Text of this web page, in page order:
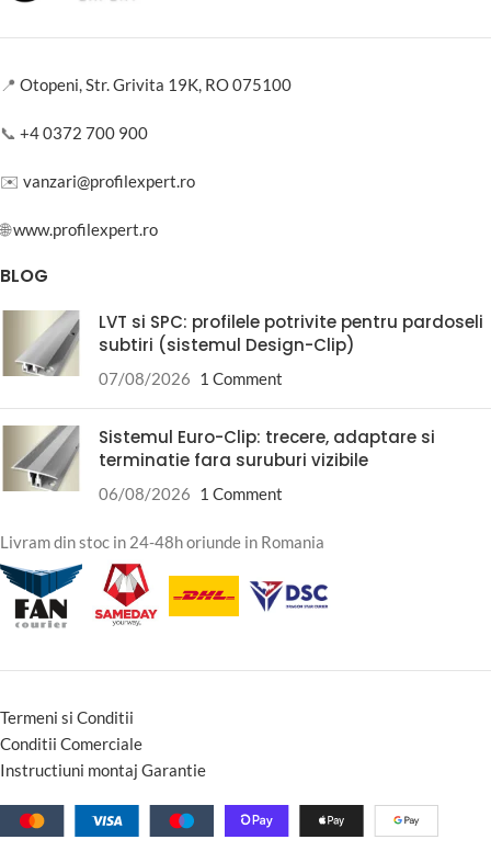
📍 Otopeni, Str. Grivita 19K, RO 075100
📞 +4 0372 700 900
✉️ vanzari@profilexpert.ro
🌐www.profilexpert.ro
BLOG
LVT si SPC: profilele potrivite pentru pardoseli
subtiri (sistemul Design-Clip)
07/08/2026 1 Comment
Sistemul Euro-Clip: trecere, adaptare si
terminatie fara suruburi vizibile
06/08/2026 1 Comment
Livram din stoc in 24-48h oriunde in Romania
Termeni si Conditii
Conditii Comerciale
Instructiuni montaj Garantie